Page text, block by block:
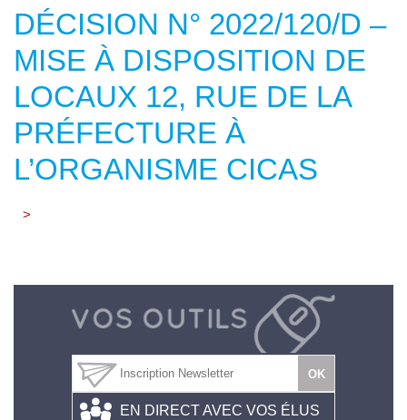
DÉCISION N° 2022/120/D –
MISE À DISPOSITION DE
LOCAUX 12, RUE DE LA
PRÉFECTURE À
L’ORGANISME CICAS
>
EN DIRECT AVEC VOS ÉLUS